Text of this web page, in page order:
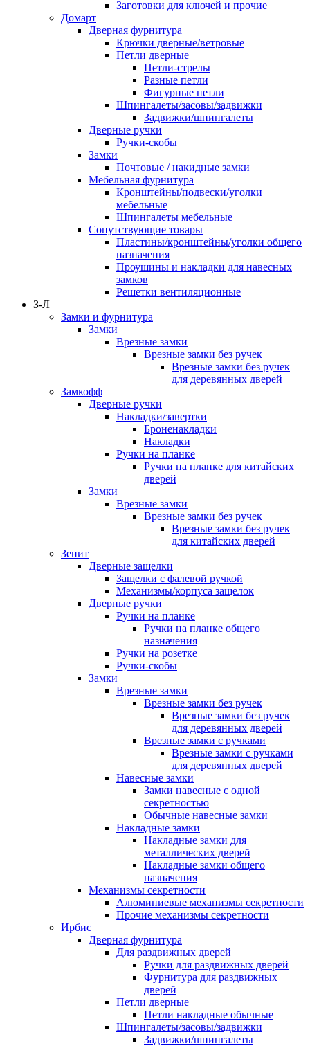
Заготовки для ключей и прочие
Домарт
Дверная фурнитура
Крючки дверные/ветровые
Петли дверные
Петли-стрелы
Разные петли
Фигурные петли
Шпингалеты/засовы/задвижки
Задвижки/шпингалеты
Дверные ручки
Ручки-скобы
Замки
Почтовые / накидные замки
Мебельная фурнитура
Кронштейны/подвески/уголки
мебельные
Шпингалеты мебельные
Сопутствующие товары
Пластины/кронштейны/уголки общего
назначения
Проушины и накладки для навесных
замков
Решетки вентиляционные
З-Л
Замки и фурнитура
Замки
Врезные замки
Врезные замки без ручек
Врезные замки без ручек
для деревянных дверей
Замкофф
Дверные ручки
Накладки/завертки
Броненакладки
Накладки
Ручки на планке
Ручки на планке для китайских
дверей
Замки
Врезные замки
Врезные замки без ручек
Врезные замки без ручек
для китайских дверей
Зенит
Дверные защелки
Защелки с фалевой ручкой
Механизмы/корпуса защелок
Дверные ручки
Ручки на планке
Ручки на планке общего
назначения
Ручки на розетке
Ручки-скобы
Замки
Врезные замки
Врезные замки без ручек
Врезные замки без ручек
для деревянных дверей
Врезные замки с ручками
Врезные замки с ручками
для деревянных дверей
Навесные замки
Замки навесные с одной
секретностью
Обычные навесные замки
Накладные замки
Накладные замки для
металлических дверей
Накладные замки общего
назначения
Механизмы секретности
Алюминиевые механизмы секретности
Прочие механизмы секретности
Ирбис
Дверная фурнитура
Для раздвижных дверей
Ручки для раздвижных дверей
Фурнитура для раздвижных
дверей
Петли дверные
Петли накладные обычные
Шпингалеты/засовы/задвижки
Задвижки/шпингалеты